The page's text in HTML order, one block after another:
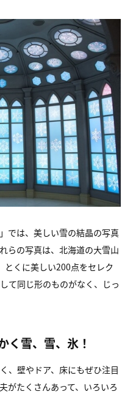
では、美しい雪の結晶の写真
らの写真は、北海道の大雪山
くに美しい200点をセレク
て同じ形のものがなく、じっ
く雪、雪、氷！
、壁やドア、床にもぜひ注目
がたくさんあって、いろいろ